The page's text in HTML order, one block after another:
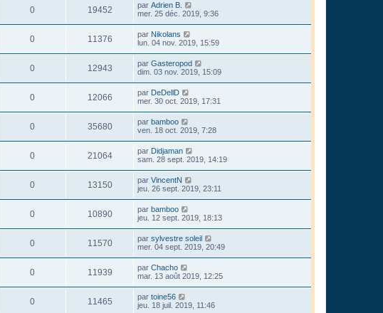
0 19452 par Adrien B.
mer. 25 déc. 2019, 9:36
0 11376 par Nikolans
lun. 04 nov. 2019, 15:59
0 12943 par Gasteropod
dim. 03 nov. 2019, 15:09
0 12066 par DeDellD
mer. 30 oct. 2019, 17:31
0 35680 par bamboo
ven. 18 oct. 2019, 7:28
0 21064 par Didjaman
sam. 28 sept. 2019, 14:19
0 13150 par VincentN
jeu. 26 sept. 2019, 23:11
0 10890 par bamboo
jeu. 12 sept. 2019, 18:13
0 11570 par sylvestre soleil
mer. 04 sept. 2019, 20:49
0 11939 par Chacho
mar. 13 août 2019, 12:25
0 11465 par toine56
jeu. 18 juil. 2019, 11:46